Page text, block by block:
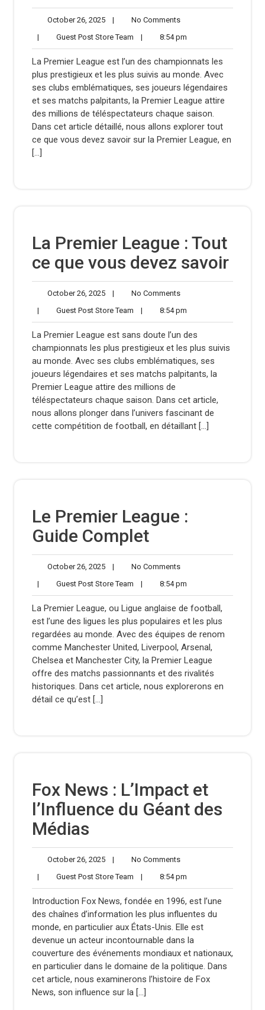
October 26, 2025October
2025
| No CommentsNo
| Guest Post Store Team Guest
Post
Store
Team
| 8:54 pm
pm
La Premier League est l’un des championnats les
plus prestigieux et les plus suivis au monde. Avec
ses clubs emblématiques, ses joueurs légendaires
et ses matchs palpitants, la Premier League attire
des millions de téléspectateurs chaque saison.
Dans cet article détaillé, nous allons explorer tout
ce que vous devez savoir sur la Premier League, en
[…]
La Premier League : Tout
ce que vous devez savoir
October 26, 2025October
2025
| No CommentsNo
| Guest Post Store Team Guest
Post
Store
Team
| 8:54 pm
pm
La Premier League est sans doute l’un des
championnats les plus prestigieux et les plus suivis
au monde. Avec ses clubs emblématiques, ses
joueurs légendaires et ses matchs palpitants, la
Premier League attire des millions de
téléspectateurs chaque saison. Dans cet article,
nous allons plonger dans l’univers fascinant de
cette compétition de football, en détaillant […]
Le Premier League :
Guide Complet
October 26, 2025October
2025
| No CommentsNo
| Guest Post Store Team Guest
Post
Store
| 8:54 pm
pm
La Premier League, ou Ligue anglaise de football,
est l’une des ligues les plus populaires et les plus
regardées au monde. Avec des équipes de renom
comme Manchester United, Liverpool, Arsenal,
Chelsea et Manchester City, la Premier League
offre des matchs passionnants et des rivalités
historiques. Dans cet article, nous explorerons en
détail ce qu’est […]
Fox News : L’Impact et
l’Influence du Géant des
Médias
October 26, 2025October
2025
| No CommentsNo
| Guest Post Store Team Guest
Post
Store
Team
| 8:54 pm
pm
Introduction Fox News, fondée en 1996, est l’une
des chaînes d’information les plus influentes du
monde, en particulier aux États-Unis. Elle est
devenue un acteur incontournable dans la
couverture des événements mondiaux et nationaux,
en particulier dans le domaine de la politique. Dans
cet article, nous examinerons l’histoire de Fox
News, son influence sur la […]